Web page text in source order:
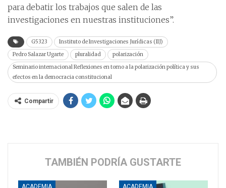
para debatir los trabajos que salen de las
investigaciones en nuestras instituciones”.
G5323
Instituto de Investigaciones Jurídicas (IIJ)
Pedro Salazar Ugarte
pluralidad
polarización
Seminario internacional Reflexiones en torno a la polarización política y sus
efectos en la democracia constitucional
Compartir
TAMBIÉN PODRÍA GUSTARTE
ACADEMIA ACADEMIA